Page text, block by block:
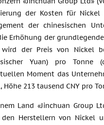
der Kosten für
der chinesischen
Erhöhung der
wird der Preis von Nickel
Yuan) pro Tonne
Moment das
Höhe 213 tausend CNY pro
Land «Jinchuan Group
Herstellern von Nickel